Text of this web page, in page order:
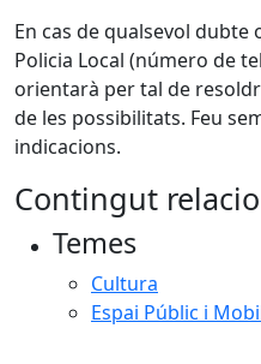
En cas de qualsevol dubte
Policia Local (número de
orientarà per tal de
de les possibilitats. Feu
indicacions.
Contingut
Temes
Cultura
Espai Públic i